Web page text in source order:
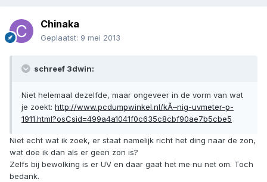
Chinaka
Geplaatst: 9 mei 2013
schreef 3dwin:
Niet helemaal dezelfde, maar ongeveer in de vorm van wat
je zoekt: http://www.pcdumpwinkel.nl/kÃ–nig-uvmeter-p-
1911.html?osCsid=499a4a1041f0c635c8cbf90ae7b5cbe5
Niet echt wat ik zoek, er staat namelijk richt het ding naar de zon,
wat doe ik dan als er geen zon is?
Zelfs bij bewolking is er UV en daar gaat het me nu net om. Toch
bedank.